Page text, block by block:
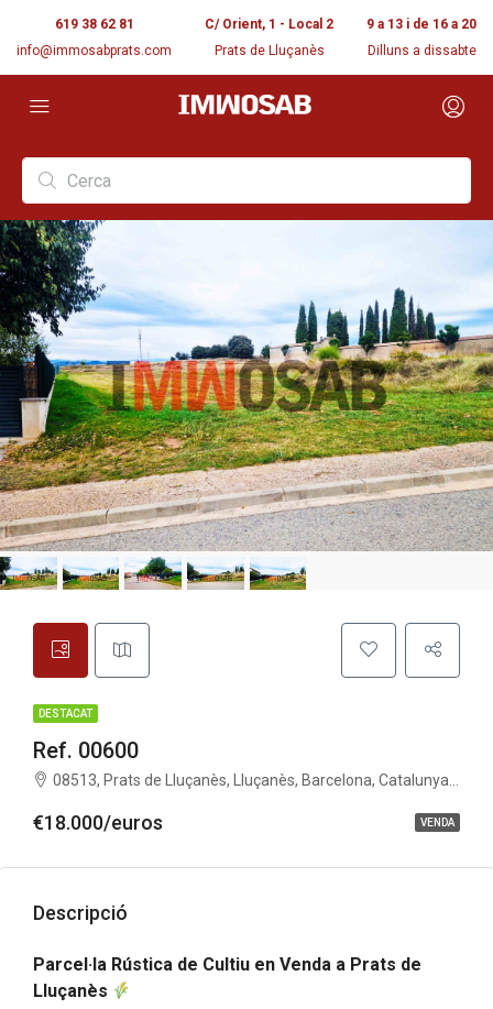
619 38 62 81
info@immosabprats.com
C/ Orient, 1 - Local 2
Prats de Lluçanès
9 a 13 i de 16 a 20
Dilluns a dissabte
DESTACAT
Ref. 00600
08513, Prats de Lluçanès, Lluçanès, Barcelona, Catalunya, Espanya
€18.000/euros VENDA
Descripció
Parcel·la Rústica de Cultiu en Venda a Prats de
Lluçanès